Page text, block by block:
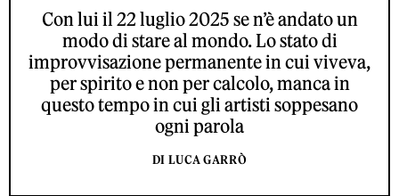
Con lui il 22 luglio 2025 se n’è andato un
modo di stare al mondo. Lo stato di
improvvisazione permanente in cui viveva,
per spirito e non per calcolo, manca in
questo tempo in cui gli artisti soppesano
ogni parola
DI LUCA GARRÒ